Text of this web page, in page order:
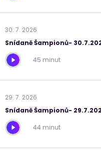
30. 7. 2026
Snídaně Šampionů-
45 minut
29. 7. 2026
Snídaně Šampionů-
44 minut